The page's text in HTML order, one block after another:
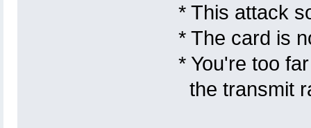
* This attack
* The card is
* You're too far
the transmit